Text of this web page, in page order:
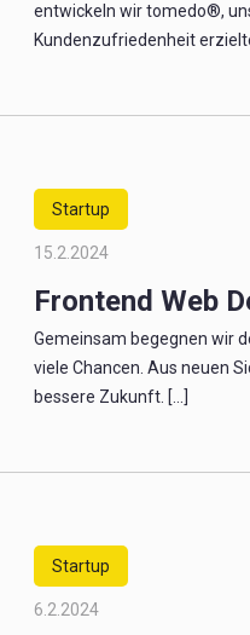
entwickeln wir tomedo®,
Kundenzufriedenheit
Startup
15.2.2024
Frontend Web
Gemeinsam begegnen wir
viele Chancen. Aus neuen
bessere Zukunft. [...]
Startup
6.2.2024